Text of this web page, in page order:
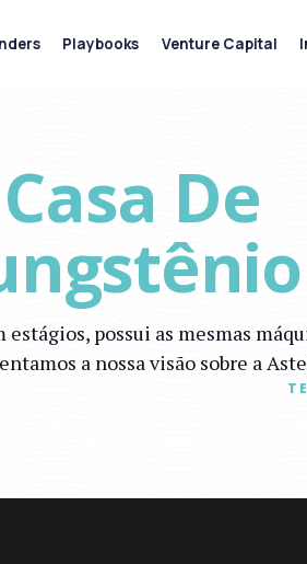
De
possui as mesmas
a nossa visão sobre a
Playbooks Venture Capital